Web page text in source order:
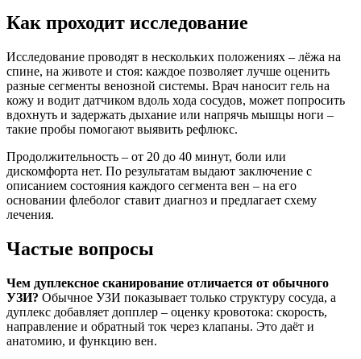
Как проходит исследование
Исследование проводят в нескольких положениях – лёжа на
спине, на животе и стоя: каждое позволяет лучше оценить
разные сегменты венозной системы. Врач наносит гель на
кожу и водит датчиком вдоль хода сосудов, может попросить
вдохнуть и задержать дыхание или напрячь мышцы ноги –
такие пробы помогают выявить рефлюкс.
Продолжительность – от 20 до 40 минут, боли или
дискомфорта нет. По результатам выдают заключение с
описанием состояния каждого сегмента вен – на его
основании флеболог ставит диагноз и предлагает схему
лечения.
Частые вопросы
Чем дуплексное сканирование отличается от обычного
УЗИ? Обычное УЗИ показывает только структуру сосуда, а
дуплекс добавляет допплер – оценку кровотока: скорость,
направление и обратный ток через клапаны. Это даёт и
анатомию, и функцию вен.